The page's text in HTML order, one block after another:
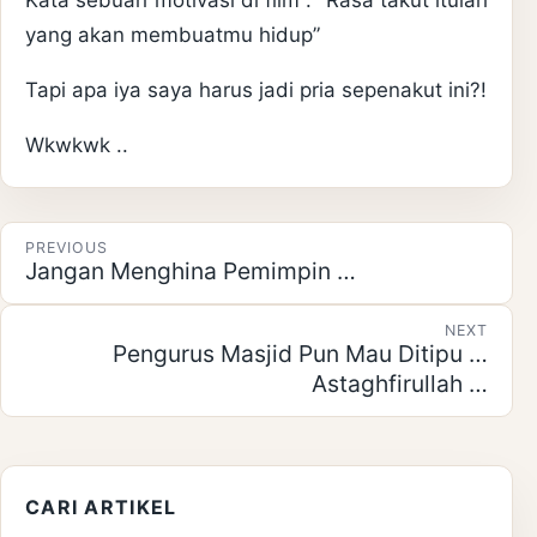
yang akan membuatmu hidup”
Tapi apa iya saya harus jadi pria sepenakut ini?!
Wkwkwk ..
Post navigation
PREVIOUS
Jangan Menghina Pemimpin …
NEXT
Pengurus Masjid Pun Mau Ditipu …
Astaghfirullah …
CARI ARTIKEL